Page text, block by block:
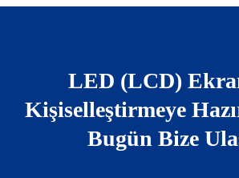
LED (LCD)
Kişiselleştirmeye
Bugün Bize